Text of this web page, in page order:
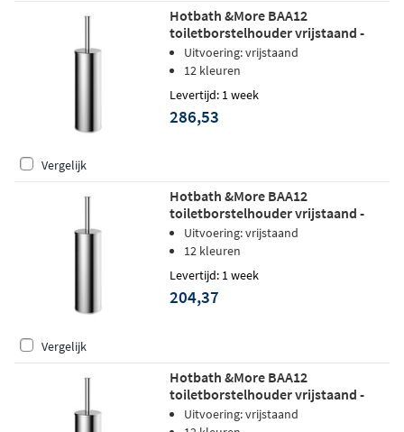
Hotbath &More BAA12
toiletborstelhouder vrijstaand -
Gepolijst zwart PVD
Uitvoering: vrijstaand
12 kleuren
Levertijd: 1 week
286,53
Vergelijk
Hotbath &More BAA12
toiletborstelhouder vrijstaand -
Tuscan bronze
Uitvoering: vrijstaand
12 kleuren
Levertijd: 1 week
204,37
Vergelijk
Hotbath &More BAA12
toiletborstelhouder vrijstaand -
Geborsteld gunmetal PVD
Uitvoering: vrijstaand